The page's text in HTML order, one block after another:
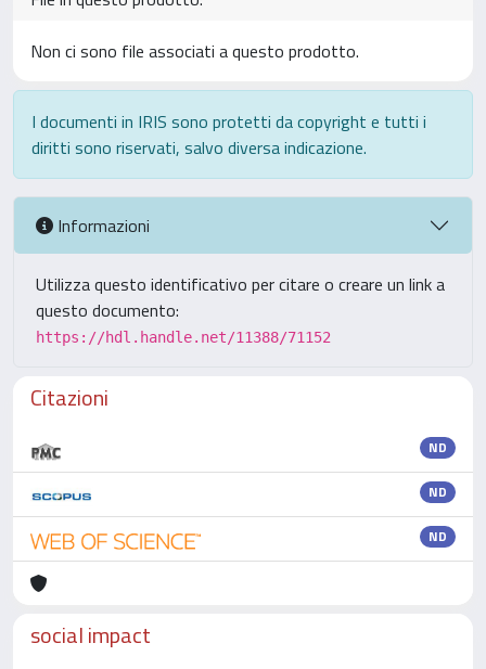
Non ci sono file associati a questo prodotto.
I documenti in IRIS sono protetti da copyright e tutti i
diritti sono riservati, salvo diversa indicazione.
Informazioni
Utilizza questo identificativo per citare o creare un link a
questo documento:
https://hdl.handle.net/11388/71152
Citazioni
ND
ND
ND
social impact